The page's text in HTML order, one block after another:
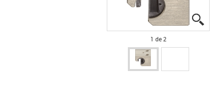
1 de 2